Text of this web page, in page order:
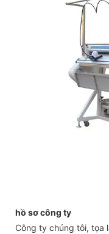
hồ sơ công ty
Công ty chúng tôi, tọa